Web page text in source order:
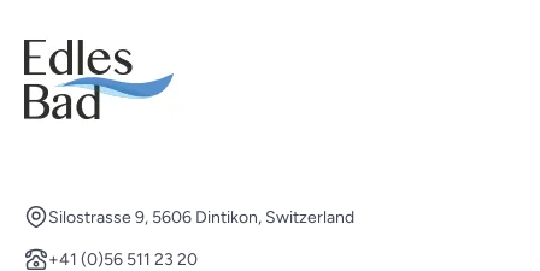
Silostrasse 9, 5606 Dintikon, Switzerland
+41 (0)56 511 23 20